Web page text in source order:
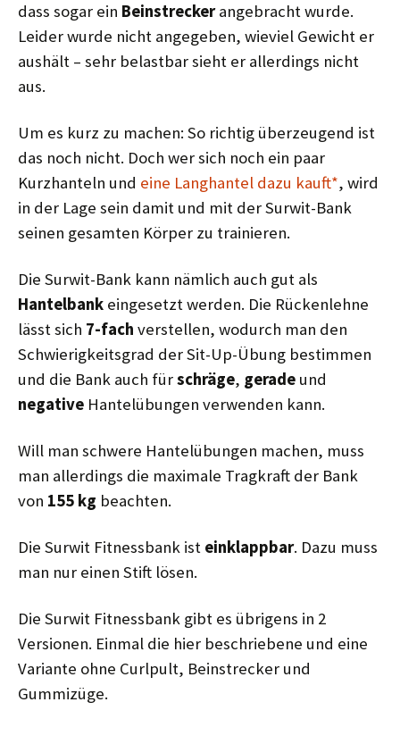
dass sogar ein Beinstreckerangebracht wurde.
Leider wurde nicht angegeben, wieviel Gewicht er
aushält – sehr belastbar sieht er allerdings nicht
aus.
Um es kurz zu machen: So richtig überzeugend ist
das noch nicht. Doch wer sich noch ein paar
Kurzhanteln und eine Langhantel dazu kauft*, wird
in der Lage sein damit und mit der Surwit-Bank
seinen gesamten Körper zu trainieren.
Die Surwit-Bank kann nämlich auch gut als
Hantelbank eingesetzt werden. Die Rückenlehne
lässt sich 7-fach verstellen, wodurch man den
Schwierigkeitsgrad der Sit-Up-Übung bestimmen
und die Bank auch fürschräge, gerade und
negative Hantelübungen verwenden kann.
Will man schwere Hantelübungen machen, muss
man allerdings die maximale Tragkraft der Bank
von 155 kg beachten.
Die Surwit Fitnessbank ist einklappbar. Dazu muss
man nur einen Stift lösen.
Die Surwit Fitnessbank gibt es übrigens in 2
Versionen. Einmal die hier beschriebene und eine
Variante ohne Curlpult, Beinstrecker und
Gummizüge.